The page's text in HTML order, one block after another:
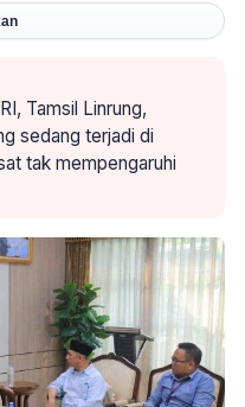
Tamsil Linrung,
sedang terjadi di
tak mempengaruhi